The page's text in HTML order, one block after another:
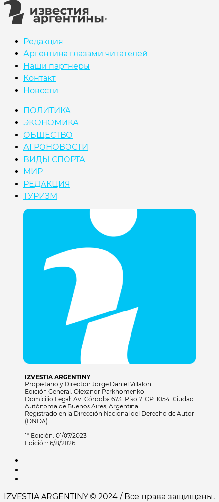
Редакция
Аргентина глазами читателей
Наши партнеры
Контакт
Новости
ПОЛИТИКА
ЭКОНОМИКА
ОБЩЕСТВО
АГРОНОВОСТИ
ВИДЫ СПОРТА
МИР
РЕДАКЦИЯ
ТУРИЗМ
IZVESTIA ARGENTINY
Propietario y Director: Jorge Daniel Villalón
Edición General: Olexandr Parkhomenko
Domicilio Legal: Av. Córdoba 673. Piso 7. CP: 1054. Ciudad
Autónoma de Buenos Aires, Argentina.
Registrado en la Dirección Nacional del Derecho de Autor
(DNDA).
1º Edición: 01/07/2023
Edición: 6/8/2026
IZVESTIA ARGENTINY © 2024 / Все права защищены.